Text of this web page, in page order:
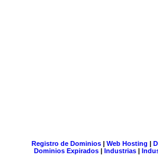
Registro de Dominios| Web Hosting |
Dominios Expirados | Industrias |